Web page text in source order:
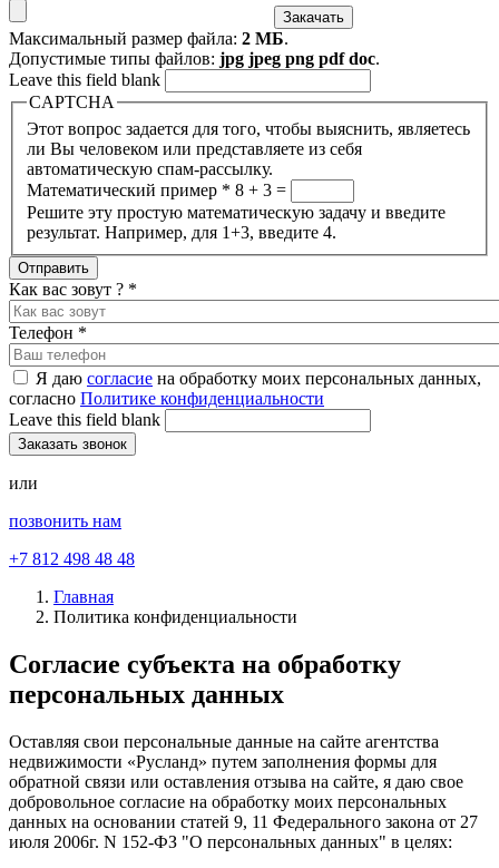
Максимальный размер файла: 2 МБ.
Допустимые типы файлов: jpg jpeg png pdf doc.
Leave this field blank
CAPTCHA
Этот вопрос задается для того, чтобы выяснить, являетесь
ли Вы человеком или представляете из себя
автоматическую спам-рассылку.
Математический пример * 8 + 3 =
Решите эту простую математическую задачу и введите
результат. Например, для 1+3, введите 4.
Как вас зовут ? *
Телефон *
Я даю согласие на обработку моих персональных данных,
согласно Политике конфиденциальности
Leave this field blank
или
позвонить нам
+7 812 498 48 48
Главная
Политика конфиденциальности
Согласие субъекта на обработку
персональных данных
Оставляя свои персональные данные на сайте агентства
недвижимости «Русланд» путем заполнения формы для
обратной связи или оставления отзыва на сайте, я даю свое
добровольное согласие на обработку моих персональных
данных на основании статей 9, 11 Федерального закона от 27
июля 2006г. N 152-ФЗ "О персональных данных" в целях: